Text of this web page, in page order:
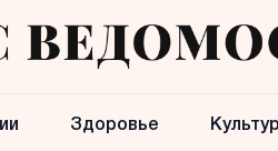
Здоровье